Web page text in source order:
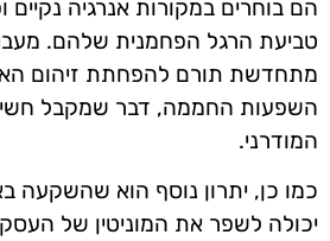
הם בוחרים במקורות אנרגיה
טביעת הרגל הפחמנית שלהם.
מתחדשת תורם להפחתת זיהום
השפעות החממה, דבר שמקבל
המודרני.
כמו כן, יתרון נוסף הוא שהשקעה
יכולה לשפר את המוניטין של